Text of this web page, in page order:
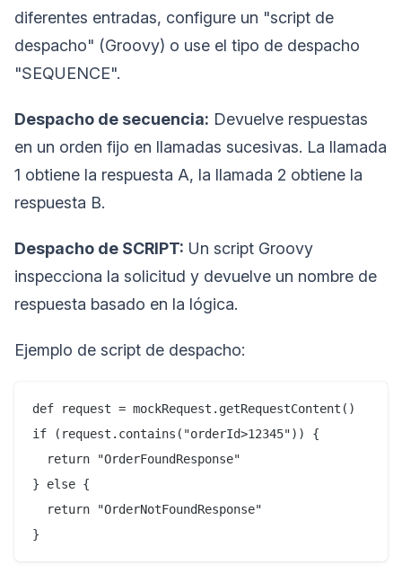
diferentes entradas, configure un "script de
despacho" (Groovy) o use el tipo de despacho
"SEQUENCE".
Despacho de secuencia: Devuelve respuestas
en un orden fijo en llamadas sucesivas. La llamada
1 obtiene la respuesta A, la llamada 2 obtiene la
respuesta B.
Despacho de SCRIPT: Un script Groovy
inspecciona la solicitud y devuelve un nombre de
respuesta basado en la lógica.
Ejemplo de script de despacho:
def request = mockRequest.getRequestContent()
if (request.contains("orderId>12345")) {
  return "OrderFoundResponse"
} else {
  return "OrderNotFoundResponse"